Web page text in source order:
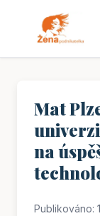
Mat
na
Publikováno: